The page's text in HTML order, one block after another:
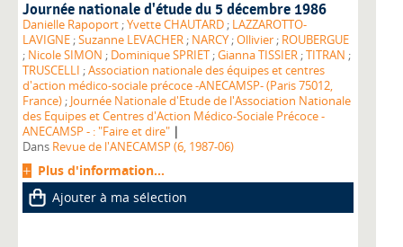
Journée nationale d'étude du 5 décembre 1986
Danielle Rapoport ;Yvette CHAUTARD ; LAZZAROTTO-
LAVIGNE ;Suzanne LEVACHER ; NARCY ;Ollivier ; ROUBERGUE
; Nicole SIMON ; Dominique SPRIET ;Gianna TISSIER ;TITRAN ;
TRUSCELLI ;Association nationale des équipes et centres
d'action médico-sociale précoce -ANECAMSP- (Paris 75012,
France) ; Journée Nationale d'Etude de l'Association Nationale
des Equipes et Centres d'Action Médico-Sociale Précoce -
ANECAMSP - : "Faire et dire" |
Dans Revue de l'ANECAMSP (6, 1987-06)
Plus d'information...
Ajouter à ma sélection